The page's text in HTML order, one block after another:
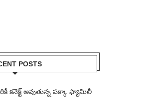
POSTS
కనెక్ట్ అవుతున్న పక్కా ఫ్యామిలీ